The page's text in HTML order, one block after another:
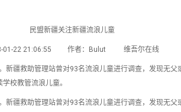
民盟新疆关注新疆流浪儿童
01-22 21:06:55 作者：Bulut 维吾尔在线
新疆救助管理站曾对93名流浪儿童进行调查，发现无
校教管流浪儿童。
新疆救助管理站曾对93名流浪儿童进行调查，发现无